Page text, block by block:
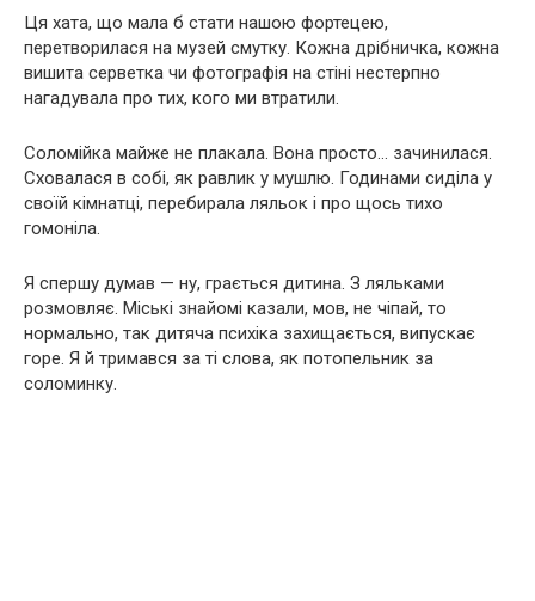
Ця хата, що мала б стати нашою фортецею,
перетворилася на музей смутку. Кожна дрібничка, кожна
вишита серветка чи фотографія на стіні нестерпно
нагадувала про тих, кого ми втратили.
Соломійка майже не плакала. Вона просто… зачинилася.
Сховалася в собі, як равлик у мушлю. Годинами сиділа у
своїй кімнатці, перебирала ляльок і про щось тихо
гомоніла.
Я спершу думав — ну, грається дитина. З ляльками
розмовляє. Міські знайомі казали, мов, не чіпай, то
нормально, так дитяча психіка захищається, випускає
горе. Я й тримався за ті слова, як потопельник за
соломинку.